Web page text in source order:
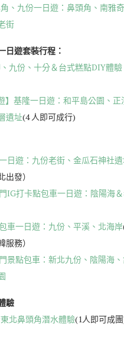
、九份一日遊：鼻頭角、南雅
街
日遊套裝行程：
九份、十分＆台式糕點DIY體
】基隆一日遊：和平島公園、
遺址(4 人即可成行)
日遊：九份老街、金瓜石神社
出發）
IG打卡點包車一日遊：陰陽海
車一日遊：九份、平溪、北海岸
服務）
景點包車：新北九份、陰陽海
驗
北鼻頭角潛水體驗(1人即可成